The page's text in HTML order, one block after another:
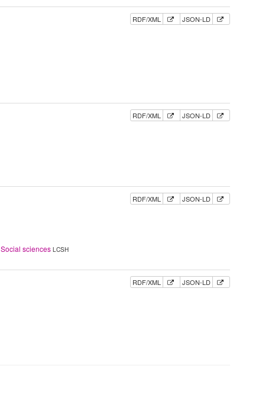
RDF/XML JSON-LD
RDF/XML JSON-LD
Social sciences LCSH
RDF/XML JSON-LD
RDF/XML JSON-LD